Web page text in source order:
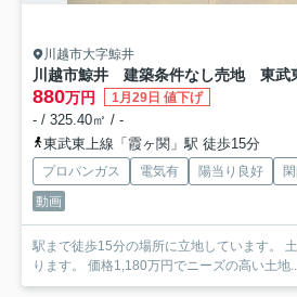
川越市大字鯨井
880万円 1月29日 値下げ
- / 325.40㎡ / -
東武東上線「霞ヶ関」駅 徒歩15分
プロパンガス 電気有 陽当り良好
動画
駅まで徒歩15分の場所に立地しています。
ります。 価格1,180万円でニーズの高い土地